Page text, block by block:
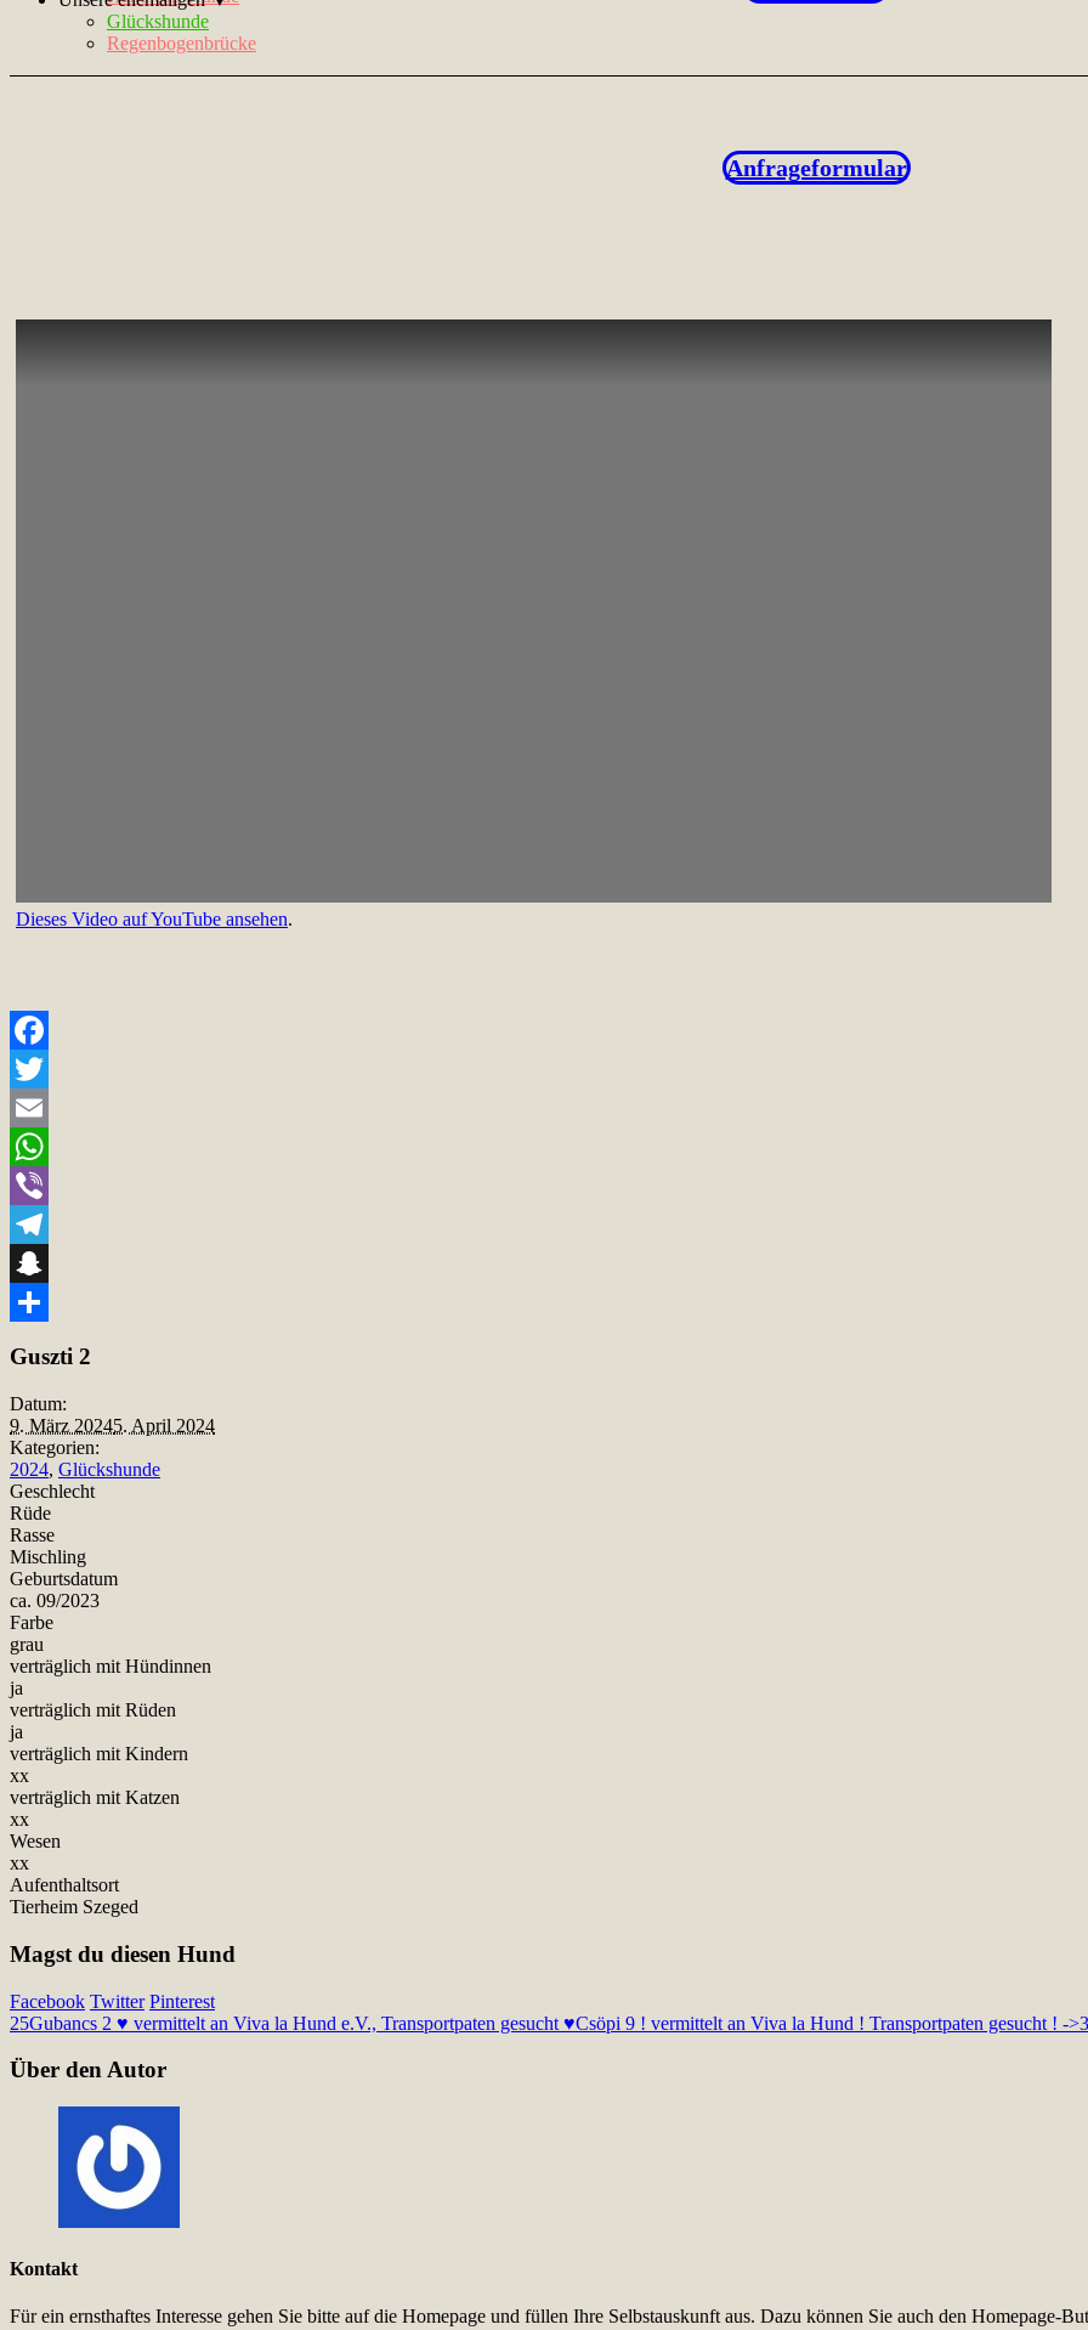
Glückshunde
Regenbogenbrücke
Anfrageformular
Dieses Video auf YouTube ansehen.
Facebook
Twitter
Email
WhatsApp
Viber
Telegram
Snapchat
Guszti 2
Datum:
9. März 20245. April 2024
Kategorien:
2024, Glückshunde
Geschlecht
Rüde
Rasse
Mischling
Geburtsdatum
ca. 09/2023
Farbe
grau
verträglich mit Hündinnen
ja
verträglich mit Rüden
ja
verträglich mit Kindern
xx
verträglich mit Katzen
xx
Wesen
xx
Aufenthaltsort
Tierheim Szeged
Magst du diesen Hund
Facebook Twitter Pinterest
25Gubancs 2 ♥ vermittelt an Viva la Hund e.V., Transportpaten gesucht ♥Csöpi 9 ! vermittelt an Viva la Hund ! Transportpaten gesucht ! -
Über den Autor
Kontakt
Für ein ernsthaftes Interesse gehen Sie bitte auf die Homepage und füllen Ihre Selbstauskunft aus. Dazu können Sie auch den Homepage-